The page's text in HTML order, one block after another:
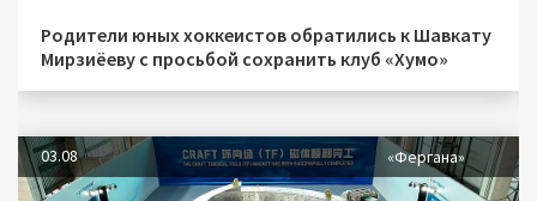
Родители юных хоккеистов обратились к Шавкату
Мирзиёеву с просьбой сохранить клуб «Хумо»
03.08 «Фергана»